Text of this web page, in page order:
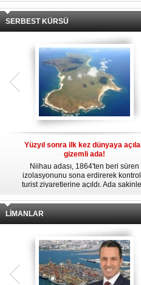
yetişti
SERBEST KÜRSÜ
Yüzyıl sonra ilk kez dünyaya
gizemli ada!
Niihau adası, 1864'ten beri süren
izolasyonunu sona erdirerek
turist ziyaretlerine açıldı. Ada
modern teknolojiden uzak, katı
kurallarla dolu bir yaşam
LİMANLAR